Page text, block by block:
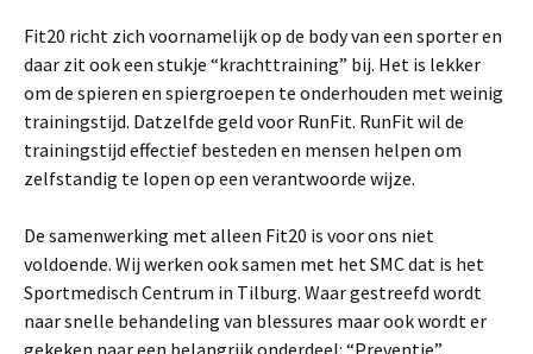
Fit20 richt zich voornamelijk op de body van een sporter en
daar zit ook een stukje “krachttraining” bij. Het is lekker
om de spieren en spiergroepen te onderhouden met weinig
trainingstijd. Datzelfde geld voor RunFit. RunFit wil de
trainingstijd effectief besteden en mensen helpen om
zelfstandig te lopen op een verantwoorde wijze.
De samenwerking met alleen Fit20 is voor ons niet
voldoende. Wij werken ook samen met het SMC dat is het
Sportmedisch Centrum in Tilburg. Waar gestreefd wordt
naar snelle behandeling van blessures maar ook wordt er
gekeken naar een belangrijk onderdeel: “Preventie”.